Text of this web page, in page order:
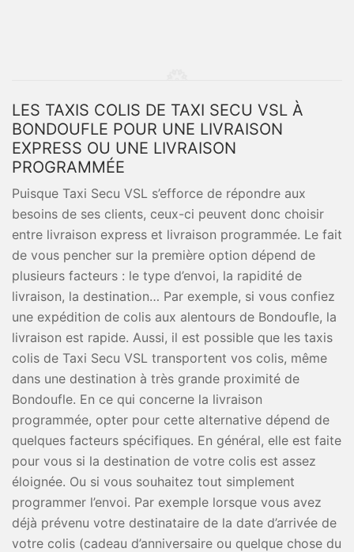
LES TAXIS COLIS DE TAXI SECU VSL À
BONDOUFLE POUR UNE LIVRAISON
EXPRESS OU UNE LIVRAISON
PROGRAMMÉE
Puisque Taxi Secu VSL s’efforce de répondre aux
besoins de ses clients, ceux-ci peuvent donc choisir
entre livraison express et livraison programmée. Le fait
de vous pencher sur la première option dépend de
plusieurs facteurs : le type d’envoi, la rapidité de
livraison, la destination… Par exemple, si vous confiez
une expédition de colis aux alentours de Bondoufle, la
livraison est rapide. Aussi, il est possible que les taxis
colis de Taxi Secu VSL transportent vos colis, même
dans une destination à très grande proximité de
Bondoufle. En ce qui concerne la livraison
programmée, opter pour cette alternative dépend de
quelques facteurs spécifiques. En général, elle est faite
pour vous si la destination de votre colis est assez
éloignée. Ou si vous souhaitez tout simplement
programmer l’envoi. Par exemple lorsque vous avez
déjà prévenu votre destinataire de la date d’arrivée de
votre colis (cadeau d’anniversaire ou quelque chose du